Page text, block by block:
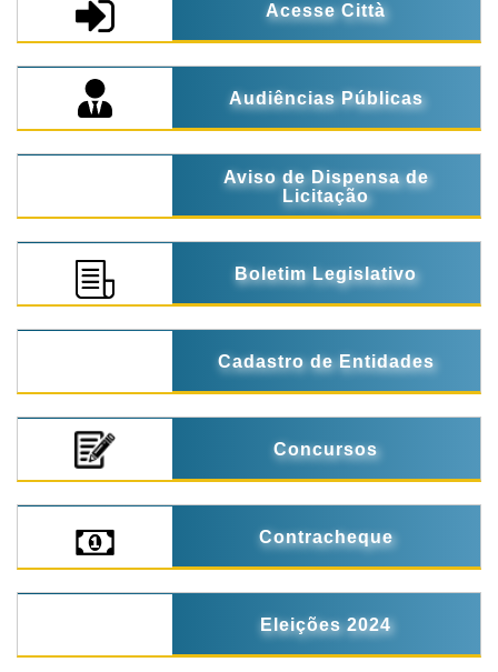
Acesse Città
Audiências Públicas
Aviso de Dispensa de
Licitação
Boletim Legislativo
Cadastro de Entidades
Concursos
Contracheque
Eleições 2024